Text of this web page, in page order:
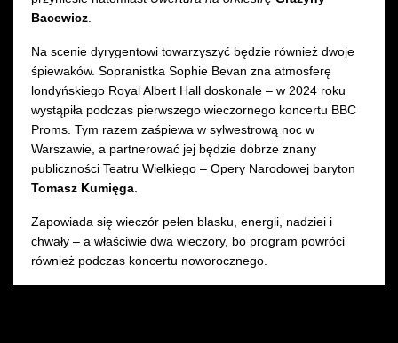
Bacewicz
Na scenie dyrygentowi towarzyszyć będzie również dwoje
śpiewaków. Sopranistka Sophie Bevan zna atmosferę
londyńskiego Royal Albert Hall doskonale – w 2024 roku
wystąpiła podczas pierwszego wieczornego koncertu BBC
Proms. Tym razem zaśpiewa w sylwestrową noc w
Warszawie, a partnerować jej będzie dobrze znany
publiczności Teatru Wielkiego – Opery Narodowej baryton
Tomasz Kumięga
Zapowiada się wieczór pełen blasku, energii, nadziei i
chwały – a właściwie dwa wieczory, bo program powróci
również podczas koncertu noworocznego.